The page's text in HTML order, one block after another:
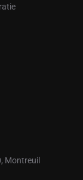
Montreuil